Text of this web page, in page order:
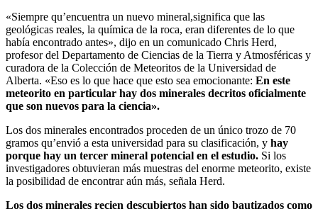
«Siempre qu’encuentra un nuevo mineral,significa que las
geológicas reales, la química de la roca, eran diferentes de lo que
había encontrado antes», dijo en un comunicado Chris Herd,
profesor del Departamento de Ciencias de la Tierra y Atmosféricas y
curadora de la Colección de Meteoritos de la Universidad de
Alberta. «Eso es lo que hace que esto sea emocionante: En este
meteorito en particular hay dos minerales decritos oficialmente
que son nuevos para la ciencia».
Los dos minerales encontrados proceden de un único trozo de 70
gramos qu’envió a esta universidad para su clasificación, y hay
porque hay un tercer mineral potencial en el estudio. Si los
investigadores obtuvieran más muestras del enorme meteorito, existe
la posibilidad de encontrar aún más, señala Herd.
Los dos minerales recien descubiertos han sido bautizados como